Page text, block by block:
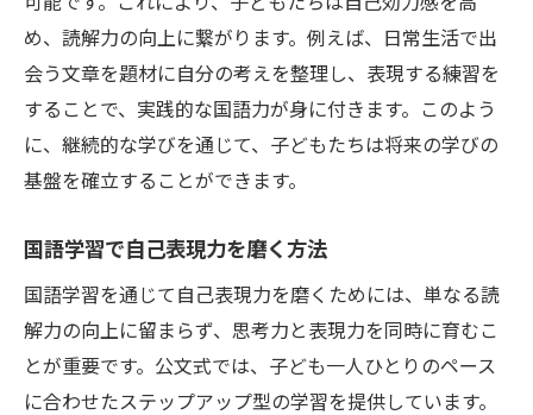
め、読解力の向上に繋がります。例えば、日常生活で出
会う文章を題材に自分の考えを整理し、表現する練習を
することで、実践的な国語力が身に付きます。このよう
に、継続的な学びを通じて、子どもたちは将来の学びの
基盤を確立することができます。
国語学習で自己表現力を磨く方法
国語学習を通じて自己表現力を磨くためには、単なる読
解力の向上に留まらず、思考力と表現力を同時に育むこ
とが重要です。公文式では、子ども一人ひとりのペース
に合わせたステップアップ型の学習を提供しています。